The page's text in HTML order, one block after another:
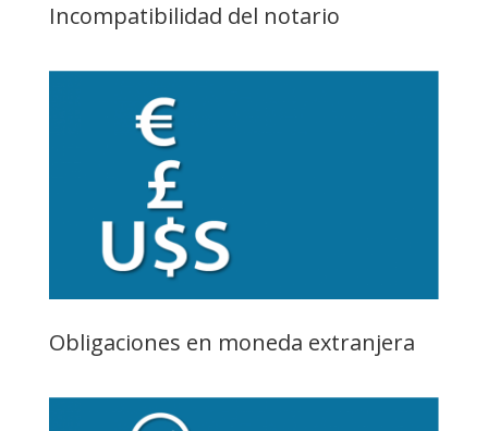
Incompatibilidad del notario
Obligaciones en moneda extranjera